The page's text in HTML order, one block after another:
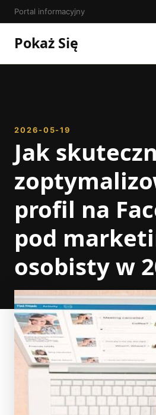
Portal informacyjny
Pokaż Się
2026-05-19
Jak
profil na
pod
osobisty w